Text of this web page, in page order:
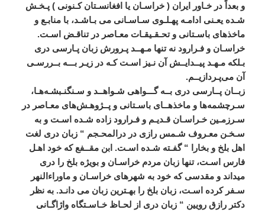
و بعداً در خـاور ايران (خراسـان يا افغانسـتان کـنونی )پـخـش
شـده يعـنی ادامـه پهـلـوی سـاسـانی می ‌بـاشـد، با منابـع و
ماخذهای باسـتانی و تحـقـيقـات معـاصر در تناقـض اسـت.
خراسـان و فـرارود نه تنها مـهــد پـرورش زبان پـارسی دری
بـلکه مـهـد پيــدايــش آن نـيز اسـت کـه در زيـر بـــه بــررسـی
آن میپـردازيــم.
زبــان پــارسی دری بــه گـــواهی شـواهــد و سـنگنـبشـههـا،
سـرچشمهها و ماخذهــای باسـتانی و پــژوهـشهای معـاصر در
سـرزمـين خـراسـان قـديـم و فـرارود زاده شـده اسـت و به
سـخـن معـروف شـمس رازی در درالمحـجم “زبان دری لغت
اهل بلخ و بخارا “گفـته شـده اسـت. ابن مقــفع که خود اهـل
فارس اسـت، تنها زبان مردم خراسـان و بويژه بلخ را
دری
ميداند و مقدسی که خود به شهرهای خراسـان و ماوراءالنهر
سـفر کرده اسـت، زبان بلخ را بهـترين زبان می ‌دانـد.به نظر
دکتر رازق رويين “زبان دری از لحـاظ خـاسـتگاه واژاگـانی